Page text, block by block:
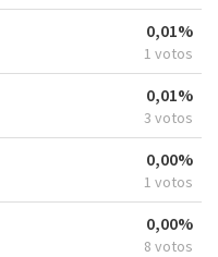
0,01%
1 votos
0,01%
3 votos
0,00%
1 votos
0,00%
8 votos